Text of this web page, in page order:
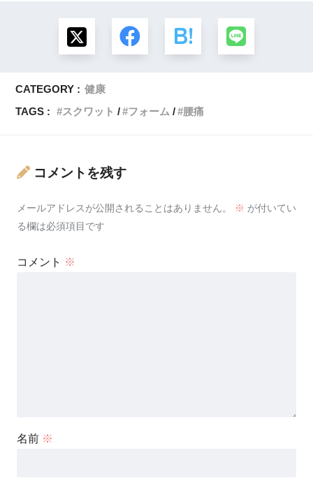
CATEGORY : 健康
TAGS :
スクワット フォーム 腰痛
コメントを残す
メールアドレスが公開されることはありません。 ※ が付いてい
る欄は必須項目です
コメント ※
名前 ※